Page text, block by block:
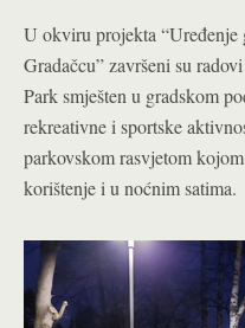
U okviru projekta “Uređenje
Gradačcu” završeni su
Park smješten u gradskom
rekreativne i sportske
parkovskom rasvjetom
korištenje i u noćnim satima.